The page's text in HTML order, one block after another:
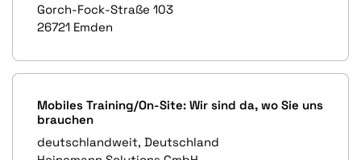
Gorch-Fock-Straße 103
26721 Emden
Mobiles Training/On-Site: Wir sind da, wo Sie uns
brauchen
deutschlandweit, Deutschland